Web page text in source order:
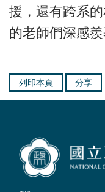
援，還有跨系
的老師們深感羨
列印本頁 分享